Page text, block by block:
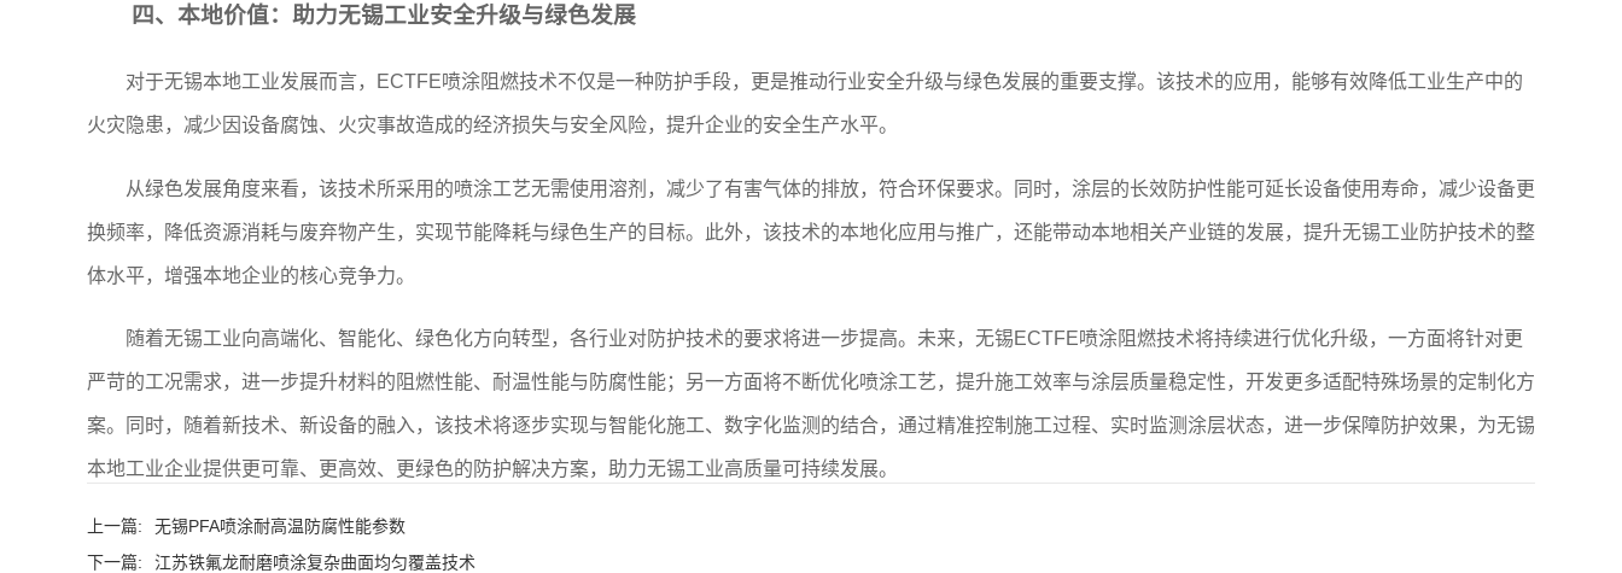
四、本地价值：助力无锡工业安全升级与绿色发展
对于无锡本地工业发展而言，ECTFE喷涂阻燃技术不仅是一种防护手段，更是推动行业安全升级与绿色发展的重要支撑。该技术的应用，能够有效降低工业生产中的
火灾隐患，减少因设备腐蚀、火灾事故造成的经济损失与安全风险，提升企业的安全生产水平。
从绿色发展角度来看，该技术所采用的喷涂工艺无需使用溶剂，减少了有害气体的排放，符合环保要求。同时，涂层的长效防护性能可延长设备使用寿命，减少设备更
换频率，降低资源消耗与废弃物产生，实现节能降耗与绿色生产的目标。此外，该技术的本地化应用与推广，还能带动本地相关产业链的发展，提升无锡工业防护技术的整
体水平，增强本地企业的核心竞争力。
随着无锡工业向高端化、智能化、绿色化方向转型，各行业对防护技术的要求将进一步提高。未来，无锡ECTFE喷涂阻燃技术将持续进行优化升级，一方面将针对更
严苛的工况需求，进一步提升材料的阻燃性能、耐温性能与防腐性能；另一方面将不断优化喷涂工艺，提升施工效率与涂层质量稳定性，开发更多适配特殊场景的定制化方
案。同时，随着新技术、新设备的融入，该技术将逐步实现与智能化施工、数字化监测的结合，通过精准控制施工过程、实时监测涂层状态，进一步保障防护效果，为无锡
本地工业企业提供更可靠、更高效、更绿色的防护解决方案，助力无锡工业高质量可持续发展。
上一篇:
无锡PFA喷涂耐高温防腐性能参数
下一篇:
江苏铁氟龙耐磨喷涂复杂曲面均匀覆盖技术